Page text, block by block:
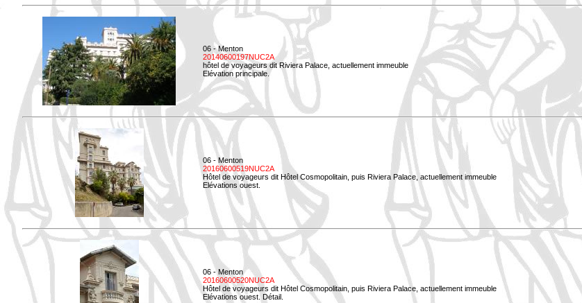
06 - Menton
20140600197NUC2A
hôtel de voyageurs dit Riviera Palace, actuellement immeuble
Elévation principale.
06 - Menton
20160600519NUC2A
Hôtel de voyageurs dit Hôtel Cosmopolitain, puis Riviera Palace, actuellement immeuble
Elévations ouest.
06 - Menton
20160600520NUC2A
Hôtel de voyageurs dit Hôtel Cosmopolitain, puis Riviera Palace, actuellement immeuble
Elévations ouest. Détail.